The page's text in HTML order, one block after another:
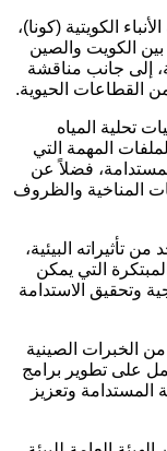
الكويتية (كونا)،
بين الكويت والصين
إلى جانب مناقشة
القطاعات الحيوية.
تحلية المياه
المهمة التي
فضلاً عن
المناخية والظروف
تأثيراته البيئية،
التي يمكن
وتحقيق الاستدامة
الخبرات الصينية
على تطوير برامج
وتعزيز